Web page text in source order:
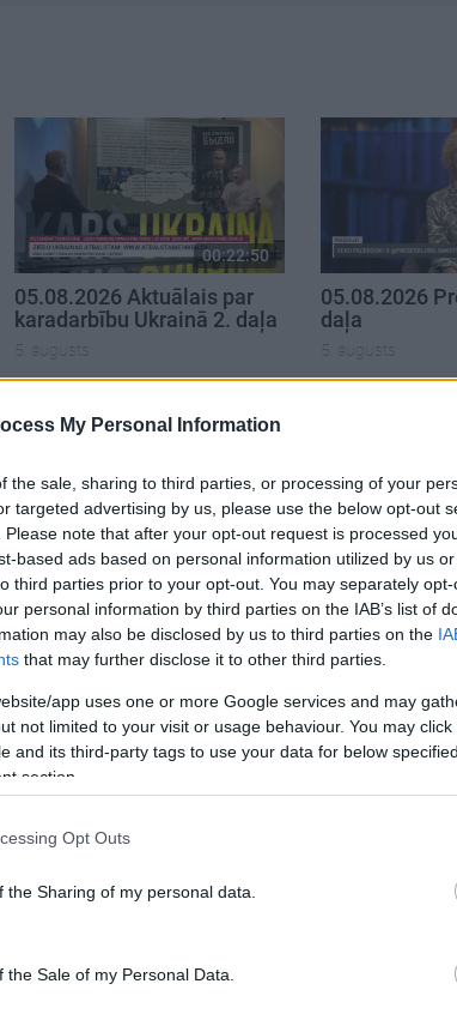
My Personal Information
the sale, sharing to third parties, or processing of your
targeted advertising by us, please use the below opt-out
note that after your opt-out request is processed
based ads based on personal information utilized by us
third parties prior to your opt-out. You may separately
personal information by third parties on the IAB’s list of
may also be disclosed by us to third parties on the
that may further disclose it to other third parties.
app uses one or more Google services and may
not limited to your visit or usage behaviour. You may
and its third-party tags to use your data for below
section.
Opt Outs
the Sharing of my personal data.
Sale of my Personal Data.
00:22:50
05.08.2026 Aktuālais par
karadarbību Ukrainā 2. daļa
5. augusts
05.08.2026
daļa
5. augusts